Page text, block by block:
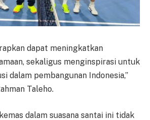
dapat meningkatkan
sekaligus menginspirasi untuk
dalam pembangunan Indonesia,”
Taleho.
dalam suasana santai ini tidak